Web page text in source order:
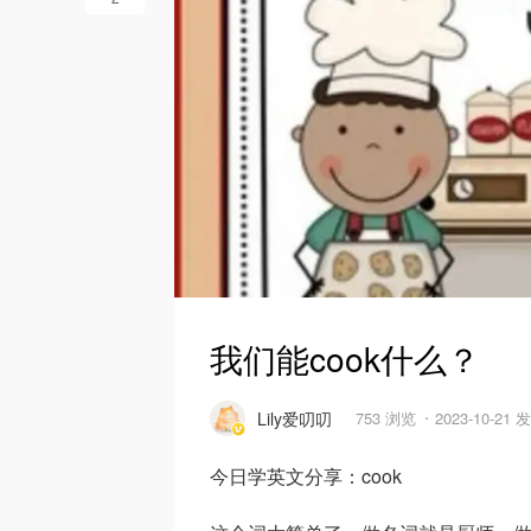
我们能cook什么？
Lily爱叨叨 753 浏览 2023-10-21
今日学英文分享：cook